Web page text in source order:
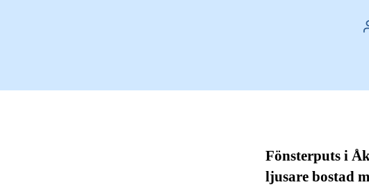
Fönsterputs i
ljusare bostad